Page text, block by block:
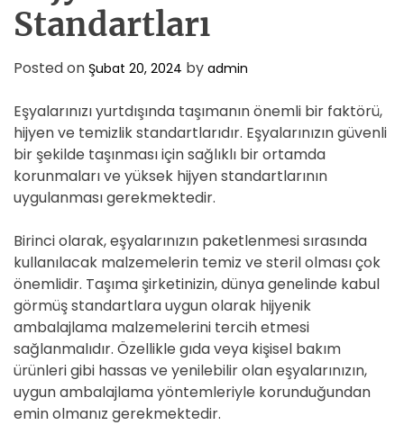
Standartları
Posted on Şubat 20, 2024 by admin
Eşyalarınızı yurtdışında taşımanın önemli bir faktörü,
hijyen ve temizlik standartlarıdır. Eşyalarınızın güvenli
bir şekilde taşınması için sağlıklı bir ortamda
korunmaları ve yüksek hijyen standartlarının
uygulanması gerekmektedir.
Birinci olarak, eşyalarınızın paketlenmesi sırasında
kullanılacak malzemelerin temiz ve steril olması çok
önemlidir. Taşıma şirketinizin, dünya genelinde kabul
görmüş standartlara uygun olarak hijyenik
ambalajlama malzemelerini tercih etmesi
sağlanmalıdır. Özellikle gıda veya kişisel bakım
ürünleri gibi hassas ve yenilebilir olan eşyalarınızın,
uygun ambalajlama yöntemleriyle korunduğundan
emin olmanız gerekmektedir.